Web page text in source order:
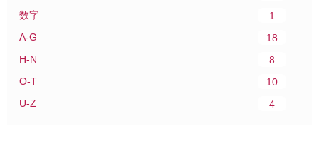
数字
1
A-G
18
H-N
8
O-T
10
U-Z
4